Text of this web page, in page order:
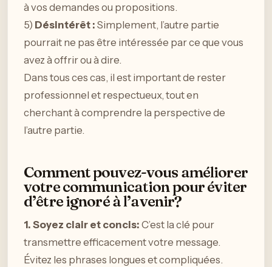
à vos demandes ou propositions.
5) Désintérêt : Simplement, l’autre partie
pourrait ne pas être intéressée par ce que vous
avez à offrir ou à dire.
Dans tous ces cas, il est important de rester
professionnel et respectueux, tout en
cherchant à comprendre la perspective de
l’autre partie.
Comment pouvez-vous améliorer
votre communication pour éviter
d’être ignoré à l’avenir?
1. Soyez clair et concis: C’est la clé pour
transmettre efficacement votre message.
Évitez les phrases longues et compliquées.